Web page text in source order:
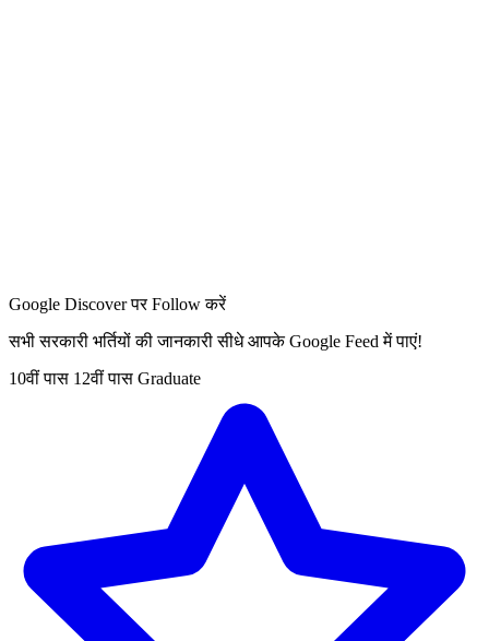
Google Discover पर Follow करें
सभी सरकारी भर्तियों की जानकारी सीधे आपके Google Feed में पाएं!
10वीं पास 12वीं पास Graduate